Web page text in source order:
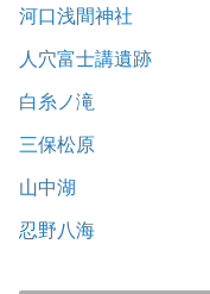
河口浅間神社
人穴富士講遺跡
白糸ノ滝
三保松原
山中湖
忍野八海